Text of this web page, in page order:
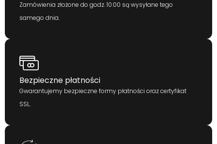
Zamówienia złożone do godz. 10:00 są wysyłane tego
samego dnia.
Bezpieczne płatności
Gwarantujemy bezpieczne formy płatności oraz certyfikat
SSL.